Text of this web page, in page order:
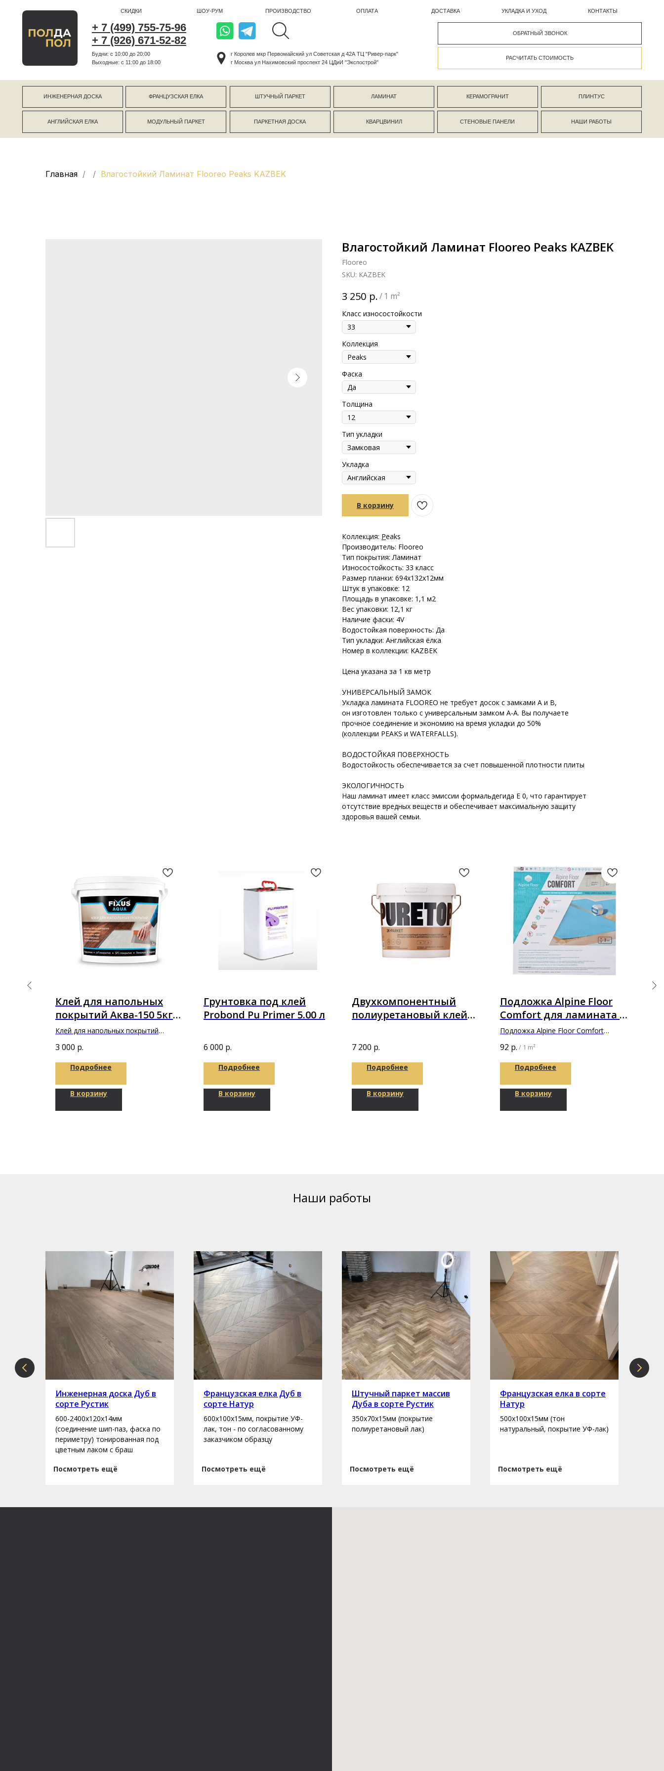
+ 7 (499) 755-75-96
+ 7 (926) 671-52-82
СКИДКИ ШОУ-РУМ ПРОИЗВОДСТВО КОНТАКТЫ
УКЛАДКА И УХОД
Будни: с 10:00 до 20:00
Выходные: c 11:00 до 18:00
г Москва ул Нахимовский проспект 24 ЦДиИ "Экспострой"
ИНЖЕНЕРНАЯ ДОСКА
АНГЛИЙСКАЯ ЕЛКА
ФРАНЦУЗСКАЯ ЕЛКА
ПАРКЕТНАЯ ДОСКА
МОДУЛЬНЫЙ ПАРКЕТ
ШТУЧНЫЙ ПАРКЕТ
КВАРЦВИНИЛ
КЕРАМОГРАНИТ
СТЕНОВЫЕ ПАНЕЛИ
ЛАМИНАТ
НАШИ РАБОТЫ
ПЛИНТУС
Главная Влагостойкий Ламинат Flooreo Peaks KAZBEK
Влагостойкий Ламинат Flooreo Peaks KAZBEK
Flooreo
SKU: KAZBEK
3 250 р./ 1 m²
Класс износостойкости
Коллекция
Фаска
Толщина
Тип укладки
Укладка
В корзину
Коллекция: Peaks
Производитель: Flooreo
Тип покрытия: Ламинат
Износостойкость: 33 класс
Размер планки: 694х132х12мм
Штук в упаковке: 12
Площадь в упаковке: 1,1 м2
Вес упаковки: 12,1 кг
Наличие фаски: 4V
Водостойкая поверхность: Да
Тип укладки: Английская ёлка
Номер в коллекции: KAZBEK
Цена указана за 1 кв метр
УНИВЕРСАЛЬНЫЙ ЗАМОК
Укладка ламината FLOOREO не требует досок с замками А и В,
он изготовлен только с универсальным замком А-А. Вы получаете
прочное соединение и экономию на время укладки до 50%
(коллекции PEAKS и WATERFALLS).
ВОДОСТОЙКАЯ ПОВЕРХНОСТЬ
Водостойкость обеспечивается за счет повышенной плотности плиты
ЭКОЛОГИЧНОСТЬ
Наш ламинат имеет класс эмиссии формальдегида E 0, что гарантирует
отсутствие вредных веществ и обеспечивает максимальную защиту
здоровья вашей семьи.
Клей для напольных
покрытий Аква-150 5кг
"Фиксус"
Клей для напольных покрытий
3 000 р.
Подробнее
В корзину
Грунтовка под клей
Probond Pu Primer 5.00 л
6 000 р.
Подробнее
В корзину
Двухкомпонентный
полиуретановый клей
10,1кг
7 200 р.
Подробнее
В корзину
Подложка Alpine Floor
Comfort для ламината в
толщине 3мм
Подложка Alpine Floor Comfort
92 р. / 1 m²
Подробнее
В корзину
Наши работы
Инженерная доска Дуб в
сорте Рустик
600-2400х120х14мм
(соединение шип-паз, фаска по
периметру) тонированная под
цветным лаком с браш
Посмотреть ещё
Французская елка Дуб в
сорте Натур
600х100х15мм, покрытие УФ-
лак, тон - по согласованному
заказчиком образцу
Посмотреть ещё
Штучный паркет массив
Дуба в сорте Рустик
350х70х15мм (покрытие
полиуретановый лак)
Посмотреть ещё
Французская елка в сорте
Натур
500х100х15мм (тон
натуральный, покрытие УФ-лак)
Посмотреть ещё